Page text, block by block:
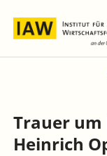
Trauer um
Heinrich